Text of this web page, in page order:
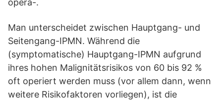
opera-.
Man unterscheidet zwischen Hauptgang- und
Seitengang-IPMN. Während die
(symptomatische) Hauptgang-IPMN aufgrund
ihres hohen Malignitätsrisikos von 60 bis 92 %
oft operiert werden muss (vor allem dann, wenn
weitere Risikofaktoren vorliegen), ist die